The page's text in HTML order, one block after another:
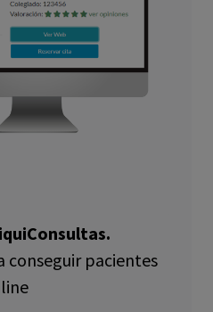
conseguir pacientes